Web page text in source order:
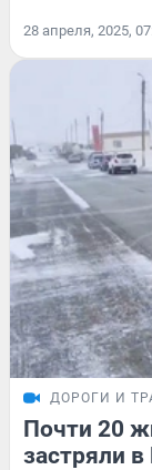
28 апреля, 2025,
ДОРОГИ И
Почти 20
застряли